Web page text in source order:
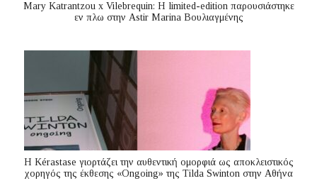
Mary Katrantzou x Vilebrequin: Η limited-edition παρουσιάστηκε
εν πλω στην Astir Marina Βουλιαγμένης
Η Kérastase γιορτάζει την αυθεντική ομορφιά ως αποκλειστικός
χορηγός της έκθεσης «Ongoing» της Tilda Swinton στην Αθήνα